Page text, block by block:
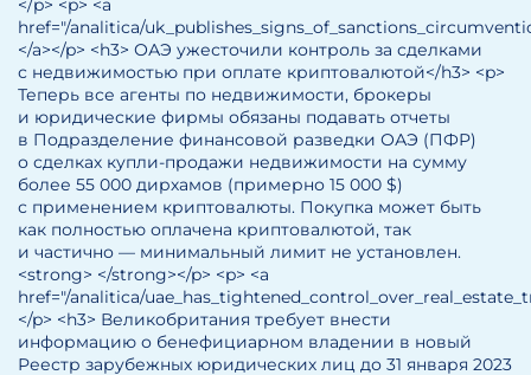
</p> <p> <a
href="/analitica/
</a></p> <h3> ОАЭ ужесточили контроль за сделками
с недвижимостью при оплате криптовалютой</h3> <p>
Теперь все агенты по недвижимости, брокеры
и юридические фирмы обязаны подавать отчеты
в Подразделение финансовой разведки ОАЭ (ПФР)
о сделках купли-продажи недвижимости на сумму
более 55 000 дирхамов (примерно 15 000 $)
с применением криптовалюты. Покупка может быть
как полностью оплачена криптовалютой, так
и частично — минимальный лимит не установлен.
<strong> </strong></p> <p> <a
href="/analitica/
</p> <h3> Великобритания требует внести
информацию о бенефициарном владении в новый
Реестр зарубежных юридических лиц до 31 января 2023